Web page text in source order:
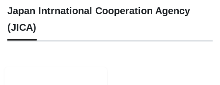
Japan Intrnational Cooperation Agency
(JICA)